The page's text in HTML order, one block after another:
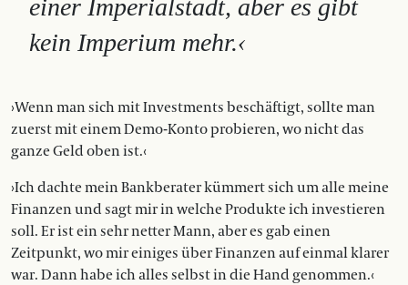
einer Imperialstadt, aber es gibt
kein Imperium mehr.‹
›Wenn man sich mit Investments beschäftigt, sollte man
zuerst mit einem Demo-Konto probieren, wo nicht das
ganze Geld oben ist.‹
›Ich dachte mein Bankberater kümmert sich um alle meine
Finanzen und sagt mir in welche Produkte ich investieren
soll. Er ist ein sehr netter Mann, aber es gab einen
Zeitpunkt, wo mir einiges über Finanzen auf einmal klarer
war. Dann habe ich alles selbst in die Hand genommen.‹